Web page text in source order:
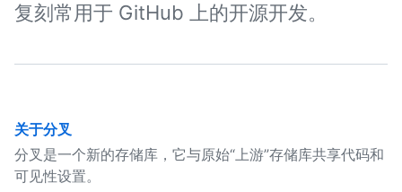
复刻常用于 GitHub 上的开源开发。
关于分叉
分叉是一个新的存储库，它与原始“上游”存储库共享代码和
可见性设置。